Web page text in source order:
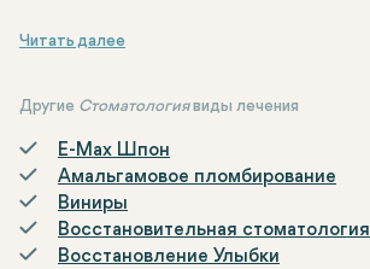
Другие Стоматологиявиды лечения
E-Max Шпон
Амальгамовое пломбирование
Виниры
Восстановительная стоматология
Восстановление Улыбки